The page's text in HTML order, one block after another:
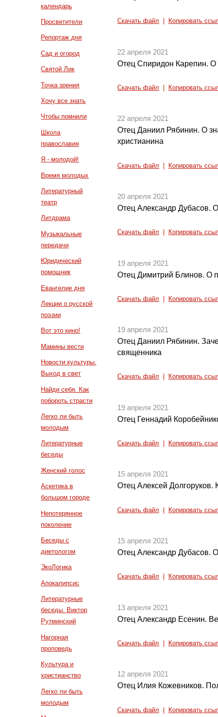
календарь
Просветители
Репортаж дня
Сад и огород
Святой Лик
Точка зрения
Хочу все знать
Чтобы помнили
Школа
православия
Я - молодой!
Время молодых
Литературный
театр
Литдрама
Музыкальные
передачи
Юридический
помощник
Евангелие дня
Лекции о русской
поэзии
Вот это кино!
Мамины вести
Новости культуры.
Выход в свет
Найди себя. Как
побороть страсти
Легко ли быть
молодым
Литературные
беседы
Женский голос
Аскетика в
большом городе
Непотерянное
поколение
Беседы с
диетологом
ЭкоЛогика
Апокалипсис
Литературные
беседы. Виктор
Рутминский
Нагорная
проповедь
Культура и
христианство
Легко ли быть
молодым
Скачать файл Копировать
22 апреля 2021
Отец Спиридон Карепин. О
Скачать файл Копировать
22 апреля 2021
Отец Даниил Рябинин. О
христианина
Скачать файл Копировать
20 апреля 2021
Отец Александр Дубасов.
Скачать файл Копировать
19 апреля 2021
Отец Димитрий Блинов. О
Скачать файл Копировать
19 апреля 2021
Отец Даниил Рябинин.
священника
Скачать файл Копировать
19 апреля 2021
Отец Геннадий
Скачать файл Копировать
15 апреля 2021
Отец Алексей Долгоруков.
Скачать файл Копировать
15 апреля 2021
Отец Александр Дубасов.
Скачать файл Копировать
13 апреля 2021
Отец Александр Есенин.
Скачать файл Копировать
12 апреля 2021
Отец Илия Кожевников.
Скачать файл Копировать